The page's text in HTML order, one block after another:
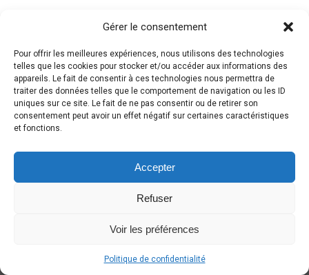
Gérer le consentement
Pour offrir les meilleures expériences, nous utilisons des technologies
telles que les cookies pour stocker et/ou accéder aux informations des
appareils. Le fait de consentir à ces technologies nous permettra de
traiter des données telles que le comportement de navigation ou les ID
uniques sur ce site. Le fait de ne pas consentir ou de retirer son
consentement peut avoir un effet négatif sur certaines caractéristiques
et fonctions.
Accepter
Refuser
Voir les préférences
Politique de confidentialité